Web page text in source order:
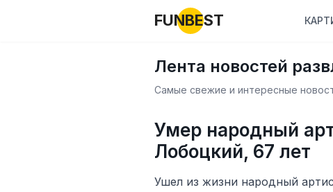
FUNBEST
Лента новостей
Самые свежие и интересные
Умер народный
Лобоцкий, 67 лет
Ушел из жизни народный